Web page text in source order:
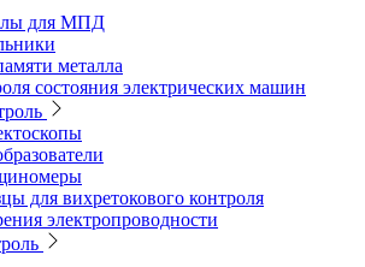
дефектоскопы и электромагниты
покрытий
и ферритометры
и стенды магнитопорошкового
для МПД
металла
состояния электрических машин